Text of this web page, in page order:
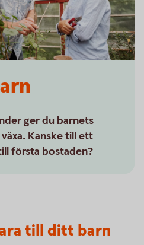
ger du barnets
Kanske till ett
första bostaden?
till ditt barn